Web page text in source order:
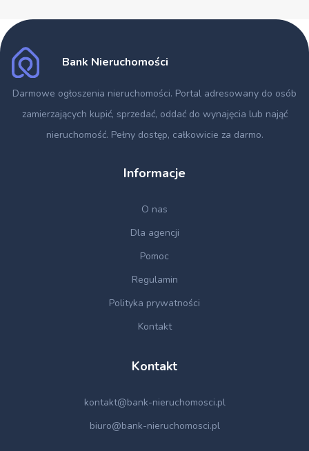
Bank Nieruchomości
Darmowe ogłoszenia nieruchomości. Portal adresowany do osób
zamierzających kupić, sprzedać, oddać do wynajęcia lub nająć
nieruchomość. Pełny dostęp, całkowicie za darmo.
Informacje
O nas
Dla agencji
Pomoc
Regulamin
Polityka prywatności
Kontakt
Kontakt
kontakt@bank-nieruchomosci.pl
biuro@bank-nieruchomosci.pl